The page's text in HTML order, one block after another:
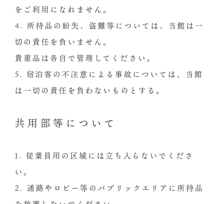
をご利用になれません。
4. 所持品の紛失、盗難等については、当館は一
切の責任を負いません。
貴重品は各自で管理してください。
5. 宿泊客の不注意による事故については、当館
は一切の責任を負わないものとする。
共用部等について
1. 従業員用の区域には立ち入らないでくださ
い。
2. 通路やロビー等のパブリックエリアに所持品